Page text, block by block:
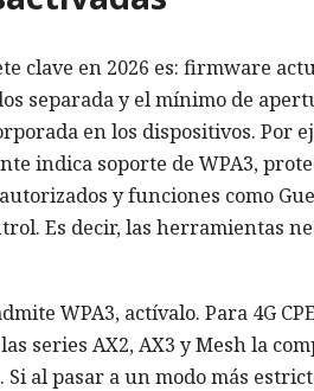
clave en 2026 es: firmware
separada y el mínimo de
en los dispositivos. Por
indica soporte de WPA3,
y funciones como
Es decir, las herramientas
WPA3, actívalo. Para 4G
las series AX2, AX3 y Mesh la
al pasar a un modo más